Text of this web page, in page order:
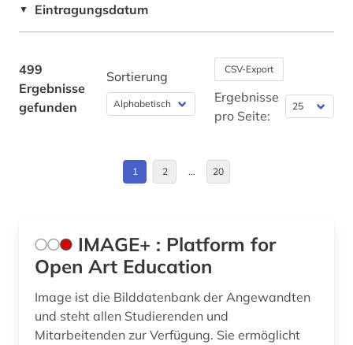
ausbau (1)
ausschreibung (3)
ausstellung (1)
außenanlage (1)
avantgarde (1)
baden-württemberg (1)
Europa (10)
Großbritannien (3)
Mittelamerika (1)
Niederlande (2)
Niedersachsen (1)
▼ Eintragungsdatum
499
Ergebnisse
gefunden
Sortierung CSV-Export
Ergebnisse
pro Seite:
1 2 … 20
IMAGE+ : Platform for
Open Art Education
Image ist die Bilddatenbank der Angewandten
und steht allen Studierenden und
Mitarbeitenden zur Verfügung. Sie ermöglicht